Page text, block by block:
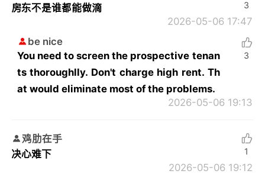
房东不是谁都能做滴
2026-05-06 17:47
3
be nice
You need to screen the prospective tenan
ts thoroughlly. Don't charge high rent. Th
at would eliminate most of the problems.
2026-05-06 19:13
3
鸡肋在手
决心难下
2026-05-06 19:12
1